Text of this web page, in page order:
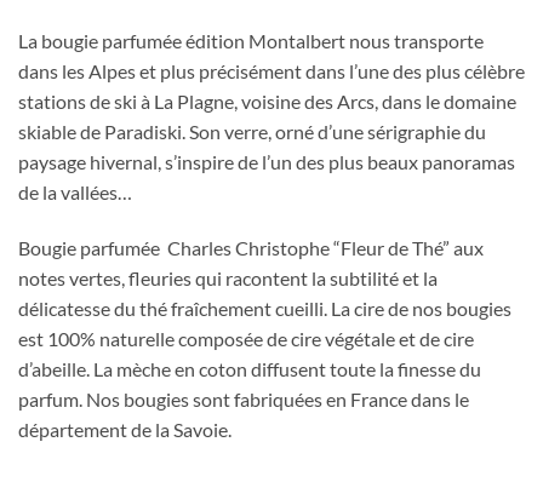
La bougie parfumée édition Montalbert nous transporte
dans les Alpes et plus précisément dans l’une des plus célèbre
stations de ski à La Plagne, voisine des Arcs, dans le domaine
skiable de Paradiski. Son verre, orné d’une sérigraphie du
paysage hivernal, s’inspire de l’un des plus beaux panoramas
de la vallées…
Bougie parfumée Charles Christophe “Fleur de Thé” aux
notes vertes, fleuries qui racontent la subtilité et la
délicatesse du thé fraîchement cueilli. La cire de nos bougies
est 100% naturelle composée de cire végétale et de cire
d’abeille. La mèche en coton diffusent toute la finesse du
parfum. Nos bougies sont fabriquées en France dans le
département de la Savoie.